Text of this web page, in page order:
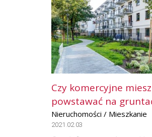
Czy komercyjne
powstawać na
Nieruchomości / Mieszkanie
2021.02.03